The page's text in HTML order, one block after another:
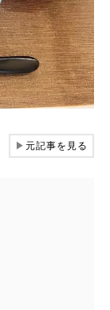
▶元記事を見る